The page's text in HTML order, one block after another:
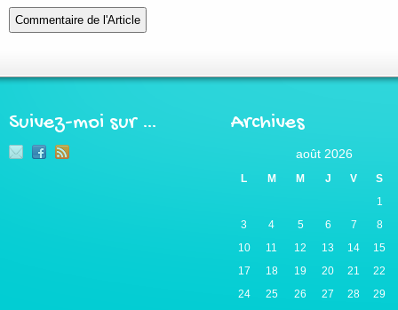
Suivez-moi sur … Archives
août 2026
L M M J V S
1
3
4 5 6 7
8
10
11 12 13 14
15
17
18 19 20 21
22
24
25 26 27 28
29